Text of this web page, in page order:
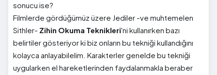
sonucu ise?
Filmlerde gördüğümüz üzere Jediler -ve muhtemelen
Sithler- Zihin Okuma Teknikleri'ni kullanırken bazı
belirtiler gösteriyor ki biz onların bu tekniği kullandığını
kolayca anlayabilelim. Karakterler genelde bu tekniği
uygularken el hareketlerinden faydalanmakla beraber